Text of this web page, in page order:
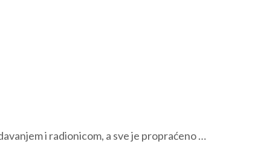
i radionicom, a sve je propraćeno …